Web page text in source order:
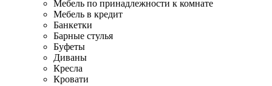
Мебель по принадлежности к комнате
Мебель в кредит
Банкетки
Барные стулья
Буфеты
Диваны
Кресла
Кровати